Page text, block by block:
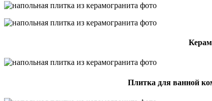
Плитка для ванной